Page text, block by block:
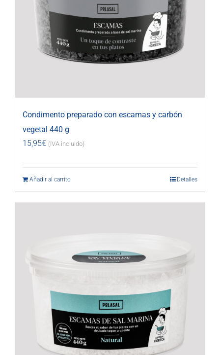
Condimento preparado con escamas y carbón
vegetal 440 g
15,95€ (IVA incluido)
Añadir al carrito Detalles